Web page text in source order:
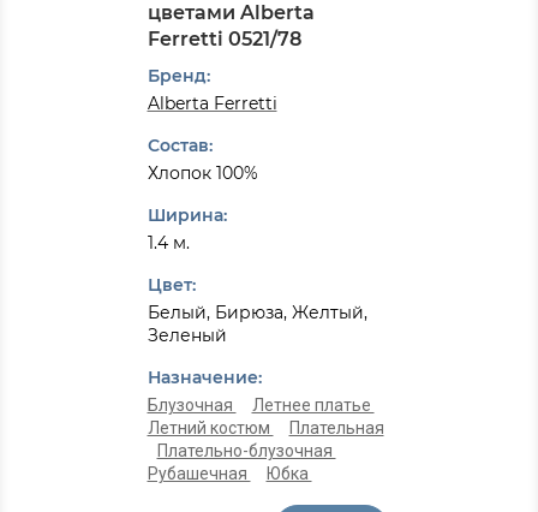
цветами Alberta
Ferretti 0521/78
Бренд:
Alberta Ferretti
Состав:
Хлопок 100%
Ширина:
1.4 м.
Цвет:
Белый, Бирюза, Желтый,
Зеленый
Назначение:
Блузочная
Летнее платье
Летний костюм
Плательная
Плательно-блузочная
Рубашечная
Юбка